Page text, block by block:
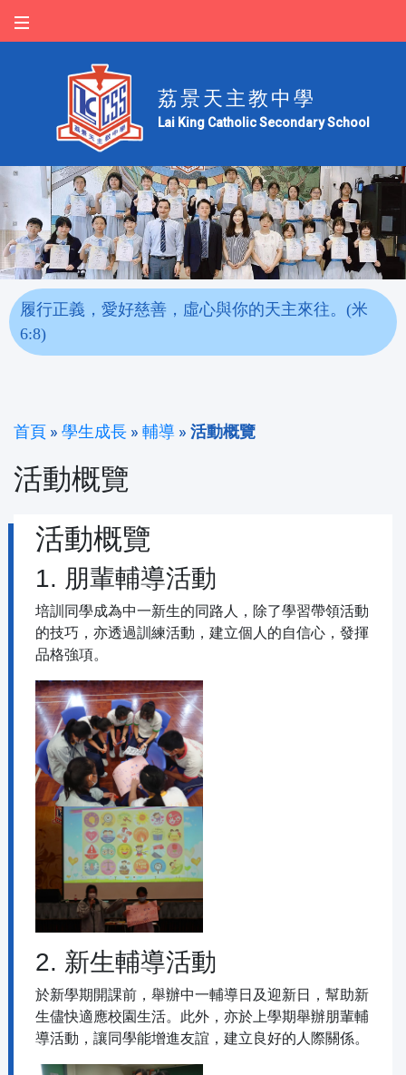
荔景天主教中學
Lai King Catholic Secondary School
履行正義，愛好慈善，虛心與你的天主來往。(米
6:8)
首頁 » 學生成長 » 輔導 » 活動概覽
活動概覽
活動概覽
1. 朋輩輔導活動
培訓同學成為中一新生的同路人，除了學習帶領活動
的技巧，亦透過訓練活動，建立個人的自信心，發揮
品格強項。
2. 新生輔導活動
於新學期開課前，舉辦中一輔導日及迎新日，幫助新
生儘快適應校園生活。此外，亦於上學期舉辦朋輩輔
導活動，讓同學能增進友誼，建立良好的人際關係。